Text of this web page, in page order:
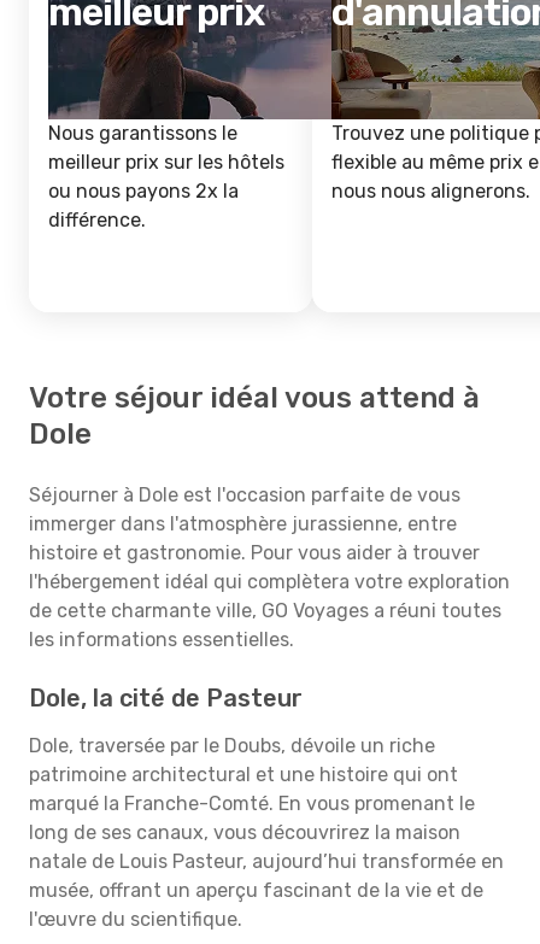
meilleur prix
Nous garantissons le
meilleur prix sur les hôtels
ou nous payons 2x la
différence.
Trouvez une politique
flexible au même prix
nous nous alignerons.
Votre séjour idéal vous attend à
Dole
Séjourner à Dole est l'occasion parfaite de vous
immerger dans l'atmosphère jurassienne, entre
histoire et gastronomie. Pour vous aider à trouver
l'hébergement idéal qui complètera votre exploration
de cette charmante ville, GO Voyages a réuni toutes
les informations essentielles.
Dole, la cité de Pasteur
Dole, traversée par le Doubs, dévoile un riche
patrimoine architectural et une histoire qui ont
marqué la Franche-Comté. En vous promenant le
long de ses canaux, vous découvrirez la maison
natale de Louis Pasteur, aujourd’hui transformée en
musée, offrant un aperçu fascinant de la vie et de
l'œuvre du scientifique.